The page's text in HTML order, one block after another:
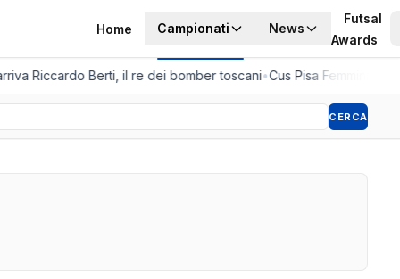
Home Campionati News
Futsal
Awards
Riccardo Berti, il re dei bomber toscani•Cus Pisa Femminile, la
CERCA